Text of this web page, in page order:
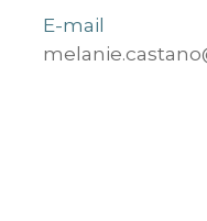
E-mail